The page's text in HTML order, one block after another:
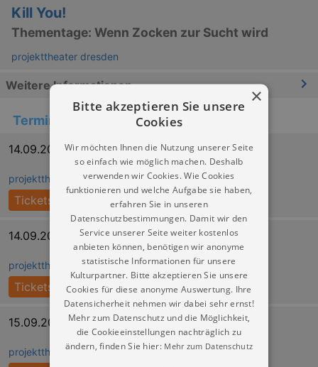
Kill You!
Thementage: Wenn Zocken zur Sucht wird
projekttheater dresden
Weitere Informationen
Termine
14.09.2026 10:30
projekttheater dresden
Tickets
14.09.2026 13:00
projekttheater dresden
Tickets
15.09.2026 10:30
projekttheater dresden
×
Bitte akzeptieren Sie unsere
Cookies
Wir möchten Ihnen die Nutzung unserer Seite
so einfach wie möglich machen. Deshalb
verwenden wir Cookies. Wie Cookies
funktionieren und welche Aufgabe sie haben,
erfahren Sie in unseren
Datenschutzbestimmungen. Damit wir den
Service unserer Seite weiter kostenlos
anbieten können, benötigen wir anonyme
statistische Informationen für unsere
Kulturpartner. Bitte akzeptieren Sie unsere
Cookies für diese anonyme Auswertung. Ihre
Datensicherheit nehmen wir dabei sehr ernst!
Mehr zum Datenschutz und die Möglichkeit,
die Cookieeinstellungen nachträglich zu
ändern, finden Sie hier: Mehr zum Datenschutz